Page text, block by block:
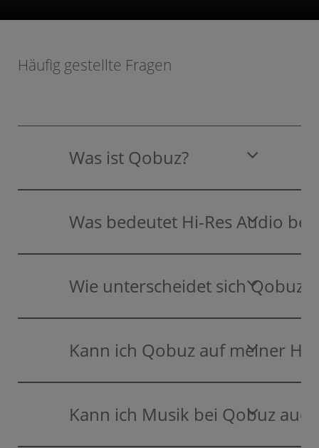
Häufig gestellte Fragen
Was ist Qobuz?
Was bedeutet Hi-Res Audio bei
Wie unterscheidet sich Qobuz
Kann ich Qobuz auf meiner
Kann ich Musik bei Qobuz